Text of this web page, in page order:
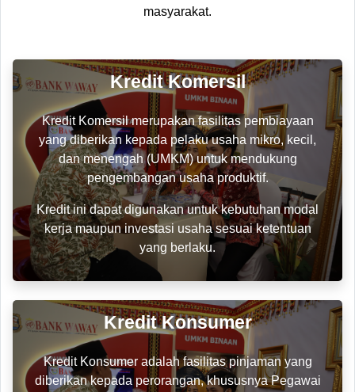
masyarakat.
Kredit Komersil
Kredit Komersil merupakan fasilitas pembiayaan
yang diberikan kepada pelaku usaha mikro, kecil,
dan menengah (UMKM) untuk mendukung
pengembangan usaha produktif.
Kredit ini dapat digunakan untuk kebutuhan modal
kerja maupun investasi usaha sesuai ketentuan
yang berlaku.
Kredit Konsumer
Kredit Konsumer adalah fasilitas pinjaman yang
diberikan kepada perorangan, khususnya Pegawai